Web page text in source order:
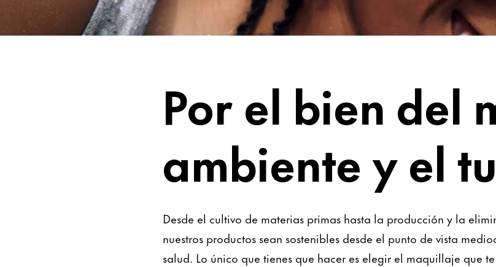
Por el bien del
ambiente y el
Desde el cultivo de materias primas hasta la producción y la
nuestros productos sean sostenibles desde el punto de vista
salud. Lo único que tienes que hacer es elegir el maquillaje que